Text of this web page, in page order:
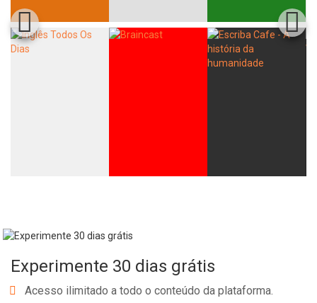
Experimente 30 dias grátis
Acesso ilimitado a todo o conteúdo da plataforma.